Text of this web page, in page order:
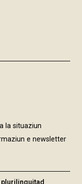
la situaziun
e newsletter